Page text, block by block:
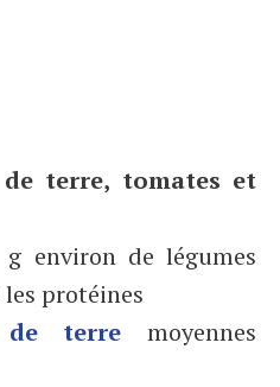
terre, tomates et
environ de légumes
protéines
de terre
moyennes